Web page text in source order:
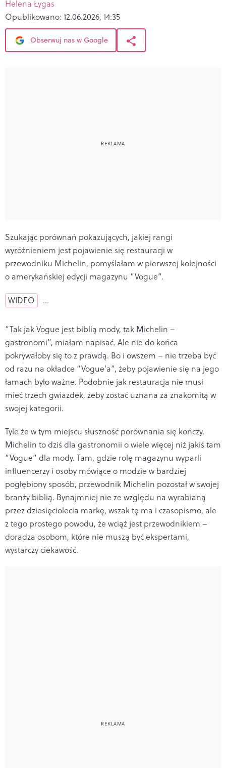
Helena Łygas
Opublikowano: 12.06.2026, 14:35
Obserwuj nas w Google
Szukając porównań pokazujących, jakiej rangi
wyróżnieniem jest pojawienie się restauracji w
przewodniku Michelin, pomyślałam w pierwszej kolejności
o amerykańskiej edycji magazynu “Vogue”.
WIDEO …
“Tak jak Vogue jest biblią mody, tak Michelin –
gastronomi”, miałam napisać. Ale nie do końca
pokrywałoby się to z prawdą. Bo i owszem – nie trzeba być
od razu na okładce “Vogue’a”, żeby pojawienie się na jego
łamach było ważne. Podobnie jak restauracja nie musi
mieć trzech gwiazdek, żeby zostać uznana za znakomitą w
swojej kategorii.
Tyle że w tym miejscu słuszność porównania się kończy.
Michelin to dziś dla gastronomii o wiele więcej niż jakiś tam
“Vogue” dla mody. Tam, gdzie rolę magazynu wyparli
influencerzy i osoby mówiące o modzie w bardziej
pogłębiony sposób, przewodnik Michelin pozostał w swojej
branży biblią. Bynajmniej nie ze względu na wyrabianą
przez dziesięciolecia markę, wszak tę ma i czasopismo, ale
z tego prostego powodu, że wciąż jest przewodnikiem –
doradza osobom, które nie muszą być ekspertami,
wystarczy ciekawość.